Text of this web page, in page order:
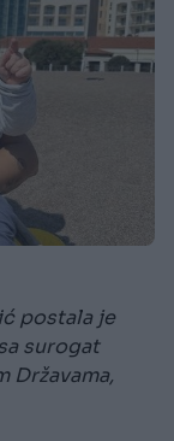
postala je
surogat
Državama,